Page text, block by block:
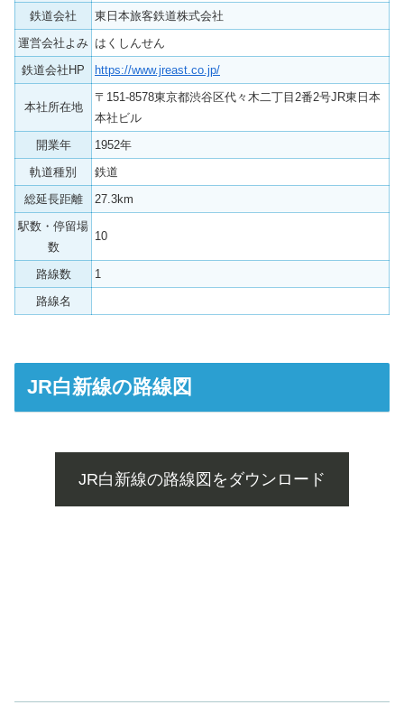
鉄道会社
東日本旅客鉄道株式会社
運営会社よみ はくしんせん
鉄道会社HP
https://www.jreast.co.jp/
本社所在地
〒151-8578東京都渋谷区代々木二丁目2番2号JR東日本
本社ビル
開業年
1952年
軌道種別
鉄道
総延長距離
27.3km
駅数・停留場
数
10
路線数
1
路線名
JR白新線の路線図
JR白新線の路線図をダウンロード